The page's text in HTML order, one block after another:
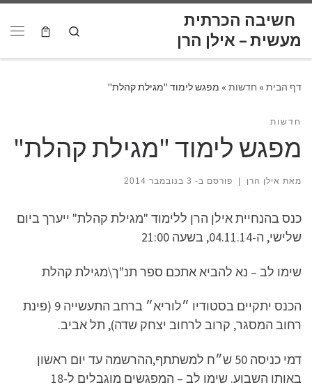
לתוכן
חשיבה הכרתית Search
דף הבית » חדשות » מפגש לימוד "מגילת קהלת"
חדשות
מפגש לימוד "מגילת קהלת"
מאת אילן הרן פורסם ב- 3 בנובמבר 2014
כנס בהנחיית אילן הרן ללימוד "מגילת קהלת" ייערך ביום
שלישי, ה-04.11.14, בשעה 21:00
שימו לב – נא להביא אתכם ספר תנ"ך\מגילת קהלת
הכנס יתקיים בסטודיו ״לוריא״ ברחב התעשייה 9 (פינת
רחוב המסגר, קרוב לרחוב יצחק שדה), תל אביב.
דמי כניסה 50 ש״ח למשתתף,ההרשמה עד יום ראשון
באותו השבוע. שימו לב – המפגשים מוגבלים ל-18